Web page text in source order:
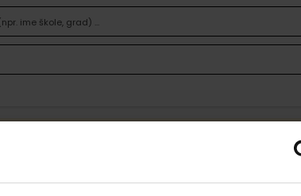
ime škole, grad) ...